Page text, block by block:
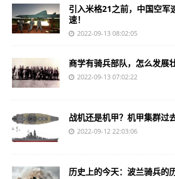
引入米格21之前，中国空军
速！
2022-09-13 08:02:05
商学有骑兵部队，怎么发展
2022-09-13 07:02:22
战机还是机甲？机甲集群过
2022-09-12 22:03:06
历史上的今天：波兰骑兵的